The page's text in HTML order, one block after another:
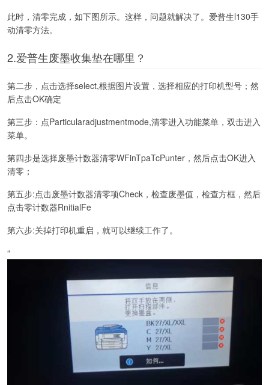
此时，清零完成，如下图所示。这样，问题就解决了。爱普生l130手
动清零方法。
2.爱普生废墨收集垫在哪里？
第二步，点击选择select,根据图片设置，选择相应的打印机型号；然
后点击OK确定
第三步：点Particularadjustmentmode,清零进入功能菜单，双击进入
菜单。
第四步是选择废墨计数器清零WFinTpaTcPunter，然后点击OK进入
清零；
第五步:点击废墨计数器清零项Check，检查废墨值，检查方框，然后
点击零计数器RnitialFe
第六步:关掉打印机重启，就可以继续工作了。
“